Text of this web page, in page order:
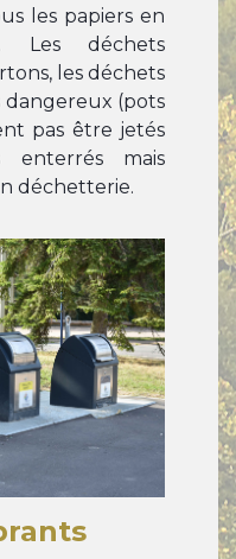
les papiers en
Les déchets
les déchets
dangereux (pots
pas être jetés
enterrés mais
déchetterie.